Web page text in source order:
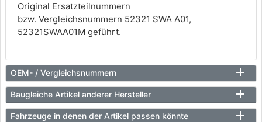
Original Ersatzteilnummern
bzw. Vergleichsnummern 52321 SWA A01,
52321SWAA01M geführt.
OEM- / Vergleichsnummern
Baugleiche Artikel anderer Hersteller
Fahrzeuge in denen der Artikel passen könnte